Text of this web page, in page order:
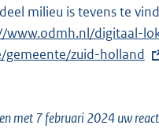
milieu is tevens te
www.odmh.nl/digitaal-
gemeente/zuid-holland
met 7 februari 2024 uw